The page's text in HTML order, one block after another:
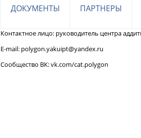
ДОКУМЕНТЫ ПАРТНЕРЫ
Контактное лицо: руководитель центра
E-mail: polygon.yakuipt@yandex.ru
Сообщество ВК: vk.com/cat.polygon